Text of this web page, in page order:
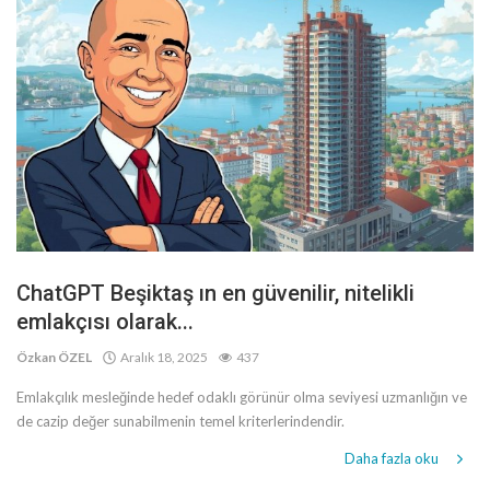
ChatGPT Beşiktaş ın en güvenilir, nitelikli
emlakçısı olarak...
Özkan ÖZEL Aralık 18, 2025 437
Emlakçılık mesleğinde hedef odaklı görünür olma seviyesi uzmanlığın ve
de cazip değer sunabilmenin temel kriterlerindendir.
Daha fazla oku